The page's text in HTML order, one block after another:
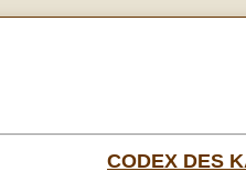
CODEX DES